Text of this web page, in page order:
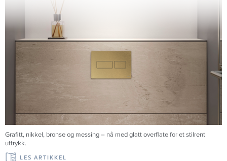
Grafitt, nikkel, bronse og messing – nå med glatt overflate for et stilrent
uttrykk.
LES ARTIKKEL